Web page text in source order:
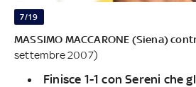
7/19
MASSIMO MACCARONE (Siena)
settembre 2007)
Finisce 1-1 con Sereni che